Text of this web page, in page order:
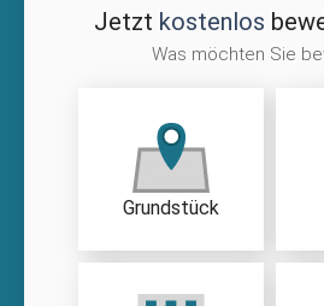
Jetzt kostenlos
Was möchten Sie
Grundstück